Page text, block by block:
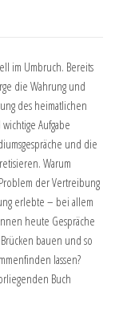
im Umbruch. Bereits
die Wahrung und
des heimatlichen
Aufgabe
und die
Warum
der Vertreibung
erlebte – bei allem
heute Gespräche
bauen und so
lassen?
Buch